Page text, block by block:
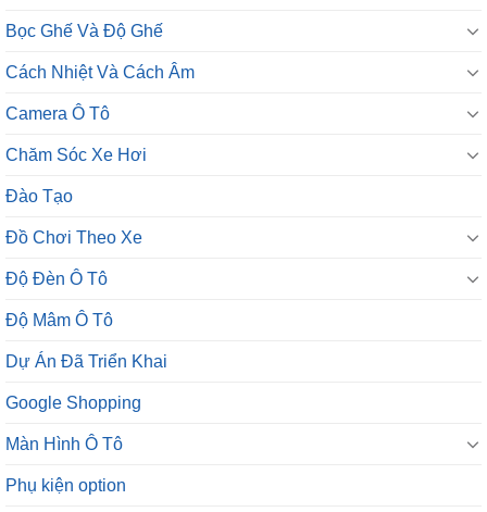
Bọc Ghế Và Độ Ghế
Cách Nhiệt Và Cách Âm
Camera Ô Tô
Chăm Sóc Xe Hơi
Đào Tạo
Đồ Chơi Theo Xe
Độ Đèn Ô Tô
Độ Mâm Ô Tô
Dự Án Đã Triển Khai
Google Shopping
Màn Hình Ô Tô
Phụ kiện option